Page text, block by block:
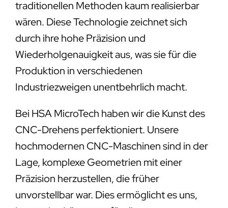
traditionellen Methoden kaum realisierbar
wären. Diese Technologie zeichnet sich
durch ihre hohe Präzision und
Wiederholgenauigkeit aus, was sie für die
Produktion in verschiedenen
Industriezweigen unentbehrlich macht.
Bei HSA MicroTech haben wir die Kunst des
CNC-Drehens perfektioniert. Unsere
hochmodernen CNC-Maschinen sind in der
Lage, komplexe Geometrien mit einer
Präzision herzustellen, die früher
unvorstellbar war. Dies ermöglicht es uns,